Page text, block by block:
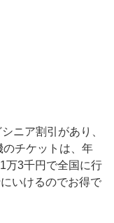
ニア割引があり、
チケットは、年
万3千円で全国に行
いけるのでお得で